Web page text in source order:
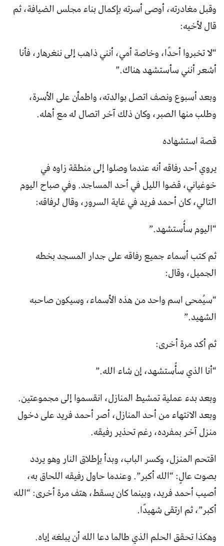
وقبل مغادرته، أوصى أسرته بإكمال بناء مجلس الضيافة، ثم
قال لأخيه:
“لا تخبروا أحدًا، وخاصة أمي، أنني ذاهب إلى ننغرهار، فأنا
أشعر أنني سأستشهد هناك.”
وبعد أسبوع ونصف اتصل بوالدته، واطمأن على الأسرة،
وطلب منها الصبر، وكان ذلك آخر اتصال له مع أهله.
قصة استشهاده
يروي أحد رفاقه أنه عندما وصلوا إلى منطقة زاوه في
خوغياني، قضوا الليل في أحد المساجد. وفي صباح اليوم
التالي، كان أحمد فريد في غاية السرور، وقال لرفاقه:
“اليوم سأُستشهد.”
ثم كتب أسماء جميع رفاقه على جدار المسجد بخطه
الجميل، وقال:
“سيُمحى اسم واحد من هذه الأسماء، وسيكون صاحبه
الشهيد.”
ثم أكد مرة أخرى:
“أنا الذي سأُستشهد، إن شاء الله.”
وبعد بدء عملية تمشيط المنازل، انقسموا إلى مجموعتين.
وبعد الانتهاء من أحد المنازل، أصر أحمد فريد على دخول
منزل آخر بمفرده، رغم تحذير رفيقه.
اقتحم المنزل، وكسر الباب، وبدأ بإطلاق النار وهو يردد
بصوت عالٍ: “الله أكبر”. وعندما حاول رفيقه اللحاق به،
أصيب أحمد فريد، وبينما كان يسقط، هتف مرة أخرى: “الله
أكبر”، ثم ارتقى شهيدًا.
وهكذا تحقق الحلم الذي طالما دعا الله أن يبلغه إياه.